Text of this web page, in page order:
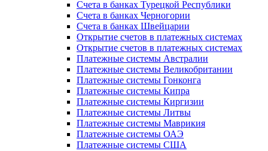
Счета в банках Турецкой Республики
Счета в банках Черногории
Счета в банках Швейцарии
Открытие счетов в платежных системах
Открытие счетов в платежных системах
Платежные системы Австралии
Платежные системы Великобритании
Платежные системы Гонконга
Платежные системы Кипра
Платежные системы Киргизии
Платежные системы Литвы
Платежные системы Маврикия
Платежные системы ОАЭ
Платежные системы США